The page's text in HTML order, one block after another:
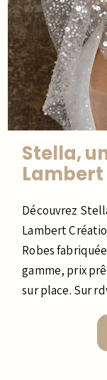
Stella,
Lambert
Découvrez
Lambert
Robes
gamme, prix
sur place. Sur